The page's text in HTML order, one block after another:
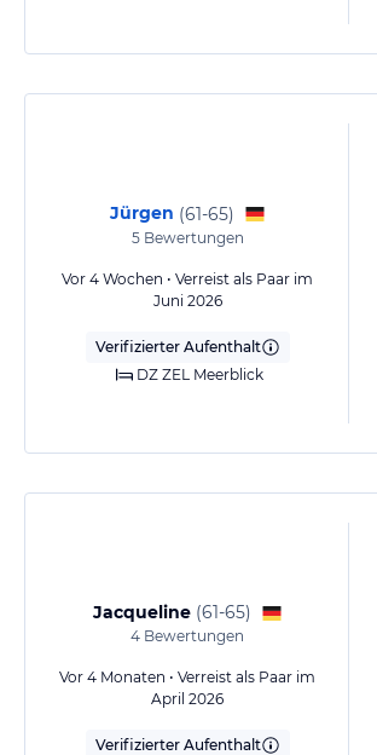
Jürgen (61-65)
5Bewertungen
Vor 4 Wochen • Verreist als Paar im
Juni 2026
Verifizierter Aufenthalt
DZ ZEL Meerblick
Jacqueline (61-65)
4 Bewertungen
Vor 4 Monaten • Verreist als Paar im
April 2026
Verifizierter Aufenthalt